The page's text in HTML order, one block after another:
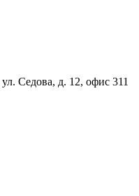
Седова, д. 12, офис 311